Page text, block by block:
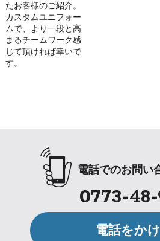
たお客様のご紹介。
カスタムユニフォー
ムで、より一段と高
まるチームワーク感
じて頂ければ幸いで
す。
電話でのお問い
0773-48-
電話をか